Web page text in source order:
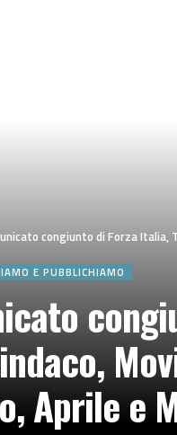
congiunto di Forza Italia,
E PUBBLICHIAMO
Aprile e